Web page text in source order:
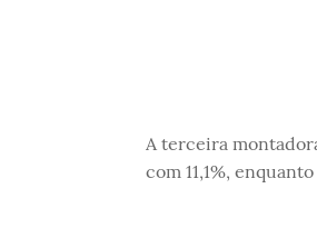
A terceira
com 11,1%,